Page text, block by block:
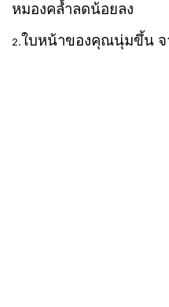
หมองคล้ำลดน้อยลง
2.ใบหน้าของคุณนุ่มขึ้น จ